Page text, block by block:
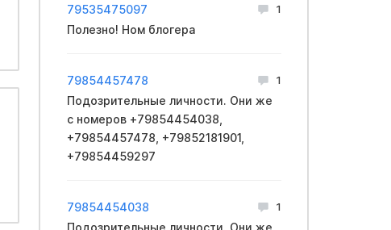
79535475097 1
Полезно! Ном блогера
79854457478 1
Подозрительные личности. Они же
с номеров +79854454038,
+79854457478, +79852181901,
+79854459297
79854454038 1
Подозрительные личности. Они же